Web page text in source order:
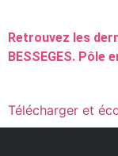
Retrouvez les
BESSEGES. Pôle
Télécharger et